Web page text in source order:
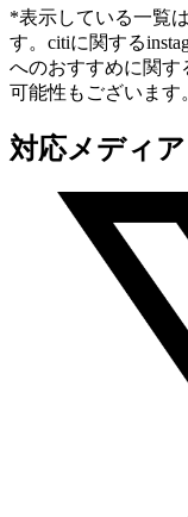
*表示している一覧
す。citiに関する
へのおすすめに関す
可能性もございます
対応メディア